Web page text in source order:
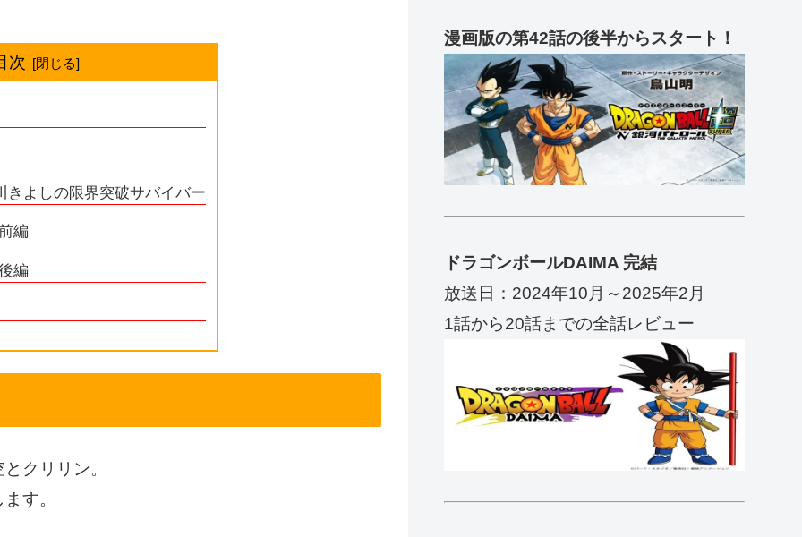
次
きよしの限界突破サバイバー
編
編
クリリン。
す。
漫画版の第42話の後半からスタート！
ドラゴンボールDAIMA 完結
放送日：2024年10月～2025年2月
1話から20話までの全話レビュー